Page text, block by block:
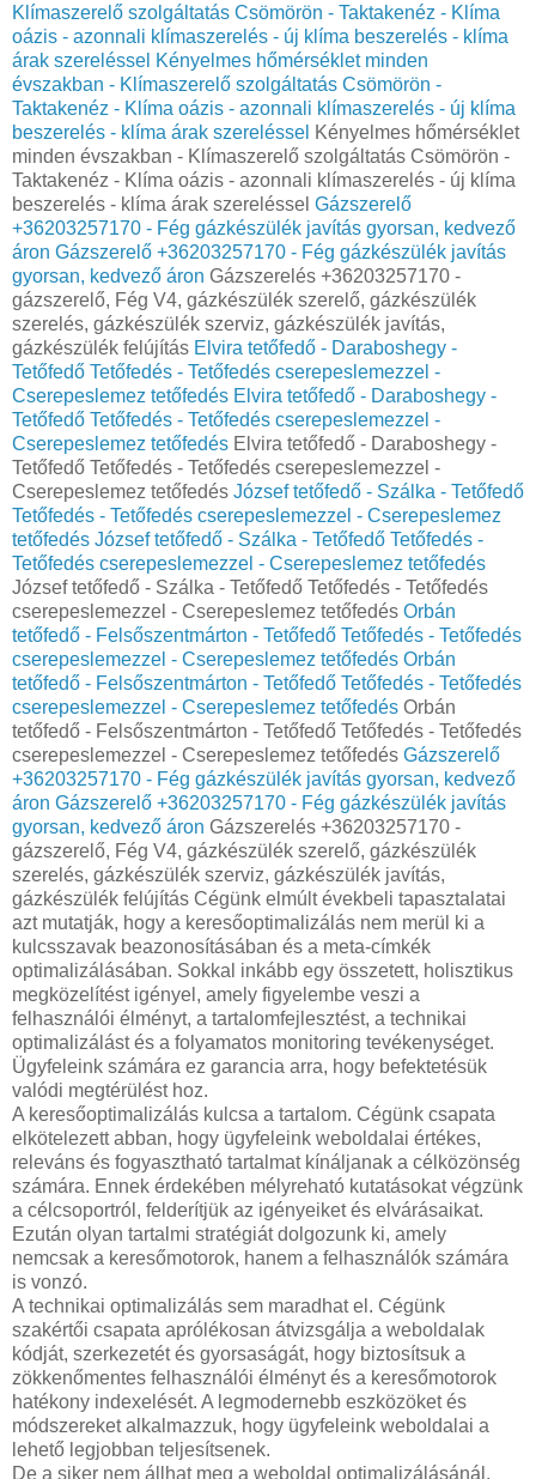
Klímaszerelő szolgáltatás Csömörön - Taktakenéz - Klíma
oázis - azonnali klímaszerelés - új klíma beszerelés - klíma
árak szereléssel Kényelmes hőmérséklet minden
évszakban - Klímaszerelő szolgáltatás Csömörön -
Taktakenéz - Klíma oázis - azonnali klímaszerelés - új klíma
beszerelés - klíma árak szereléssel Kényelmes hőmérséklet
minden évszakban - Klímaszerelő szolgáltatás Csömörön -
Taktakenéz - Klíma oázis - azonnali klímaszerelés - új klíma
beszerelés - klíma árak szereléssel Gázszerelő
+36203257170 - Fég gázkészülék javítás gyorsan, kedvező
áron Gázszerelő +36203257170 - Fég gázkészülék javítás
gyorsan, kedvező áron Gázszerelés +36203257170 -
gázszerelő, Fég V4, gázkészülék szerelő, gázkészülék
szerelés, gázkészülék szerviz, gázkészülék javítás,
gázkészülék felújítás Elvira tetőfedő - Daraboshegy -
Tetőfedő Tetőfedés - Tetőfedés cserepeslemezzel -
Cserepeslemez tetőfedés Elvira tetőfedő - Daraboshegy -
Tetőfedő Tetőfedés - Tetőfedés cserepeslemezzel -
Cserepeslemez tetőfedés Elvira tetőfedő - Daraboshegy -
Tetőfedő Tetőfedés - Tetőfedés cserepeslemezzel -
Cserepeslemez tetőfedés József tetőfedő - Szálka - Tetőfedő
Tetőfedés - Tetőfedés cserepeslemezzel - Cserepeslemez
tetőfedés József tetőfedő - Szálka - Tetőfedő Tetőfedés -
Tetőfedés cserepeslemezzel - Cserepeslemez tetőfedés
József tetőfedő - Szálka - Tetőfedő Tetőfedés - Tetőfedés
cserepeslemezzel - Cserepeslemez tetőfedés Orbán
tetőfedő - Felsőszentmárton - Tetőfedő Tetőfedés - Tetőfedés
cserepeslemezzel - Cserepeslemez tetőfedés Orbán
tetőfedő - Felsőszentmárton - Tetőfedő Tetőfedés - Tetőfedés
cserepeslemezzel - Cserepeslemez tetőfedés Orbán
tetőfedő - Felsőszentmárton - Tetőfedő Tetőfedés - Tetőfedés
cserepeslemezzel - Cserepeslemez tetőfedés Gázszerelő
+36203257170 - Fég gázkészülék javítás gyorsan, kedvező
áron Gázszerelő +36203257170 - Fég gázkészülék javítás
gyorsan, kedvező áron Gázszerelés +36203257170 -
gázszerelő, Fég V4, gázkészülék szerelő, gázkészülék
szerelés, gázkészülék szerviz, gázkészülék javítás,
gázkészülék felújítás Cégünk elmúlt évekbeli tapasztalatai
azt mutatják, hogy a keresőoptimalizálás nem merül ki a
kulcsszavak beazonosításában és a meta-címkék
optimalizálásában. Sokkal inkább egy összetett, holisztikus
megközelítést igényel, amely figyelembe veszi a
felhasználói élményt, a tartalomfejlesztést, a technikai
optimalizálást és a folyamatos monitoring tevékenységet.
Ügyfeleink számára ez garancia arra, hogy befektetésük
valódi megtérülést hoz.
A keresőoptimalizálás kulcsa a tartalom. Cégünk csapata
elkötelezett abban, hogy ügyfeleink weboldalai értékes,
releváns és fogyasztható tartalmat kínáljanak a célközönség
számára. Ennek érdekében mélyreható kutatásokat végzünk
a célcsoportról, felderítjük az igényeiket és elvárásaikat.
Ezután olyan tartalmi stratégiát dolgozunk ki, amely
nemcsak a keresőmotorok, hanem a felhasználók számára
is vonzó.
A technikai optimalizálás sem maradhat el. Cégünk
szakértői csapata aprólékosan átvizsgálja a weboldalak
kódját, szerkezetét és gyorsaságát, hogy biztosítsuk a
zökkenőmentes felhasználói élményt és a keresőmotorok
hatékony indexelését. A legmodernebb eszközöket és
módszereket alkalmazzuk, hogy ügyfeleink weboldalai a
lehető legjobban teljesítsenek.
De a siker nem állhat meg a weboldal optimalizálásánál.